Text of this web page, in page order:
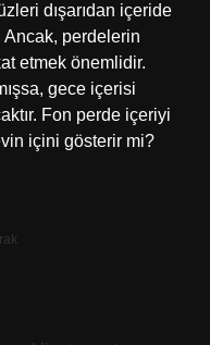
dışarıdan içeride
perdelerin
etmek önemlidir.
gece içerisi
Fon perde içeriyi
içini gösterir mi?